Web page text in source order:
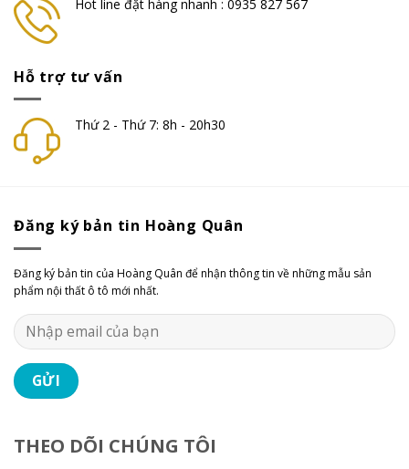
Hot line đặt hàng nhanh : 0935 827 567
Hỗ trợ tư vấn
Thứ 2 - Thứ 7: 8h - 20h30
Đăng ký bản tin Hoàng Quân
Đăng ký bản tin của Hoàng Quân để nhận thông tin về những mẫu sản
phẩm nội thất ô tô mới nhất.
THEO DÕI CHÚNG TÔI